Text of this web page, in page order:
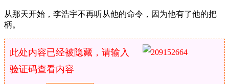
从那天开始，李浩宇不再听从他的命令，因为他有了他的把
柄。
此处内容已经被隐藏，请输入
验证码查看内容